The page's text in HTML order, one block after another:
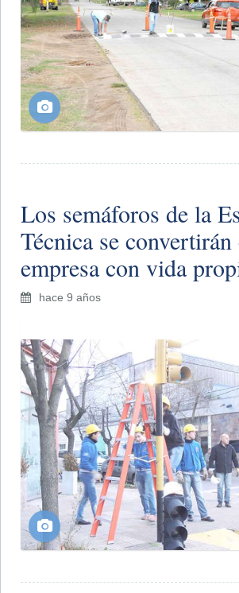
Los semáforos de la
Técnica se convertirán
empresa con vida
hace 9 años